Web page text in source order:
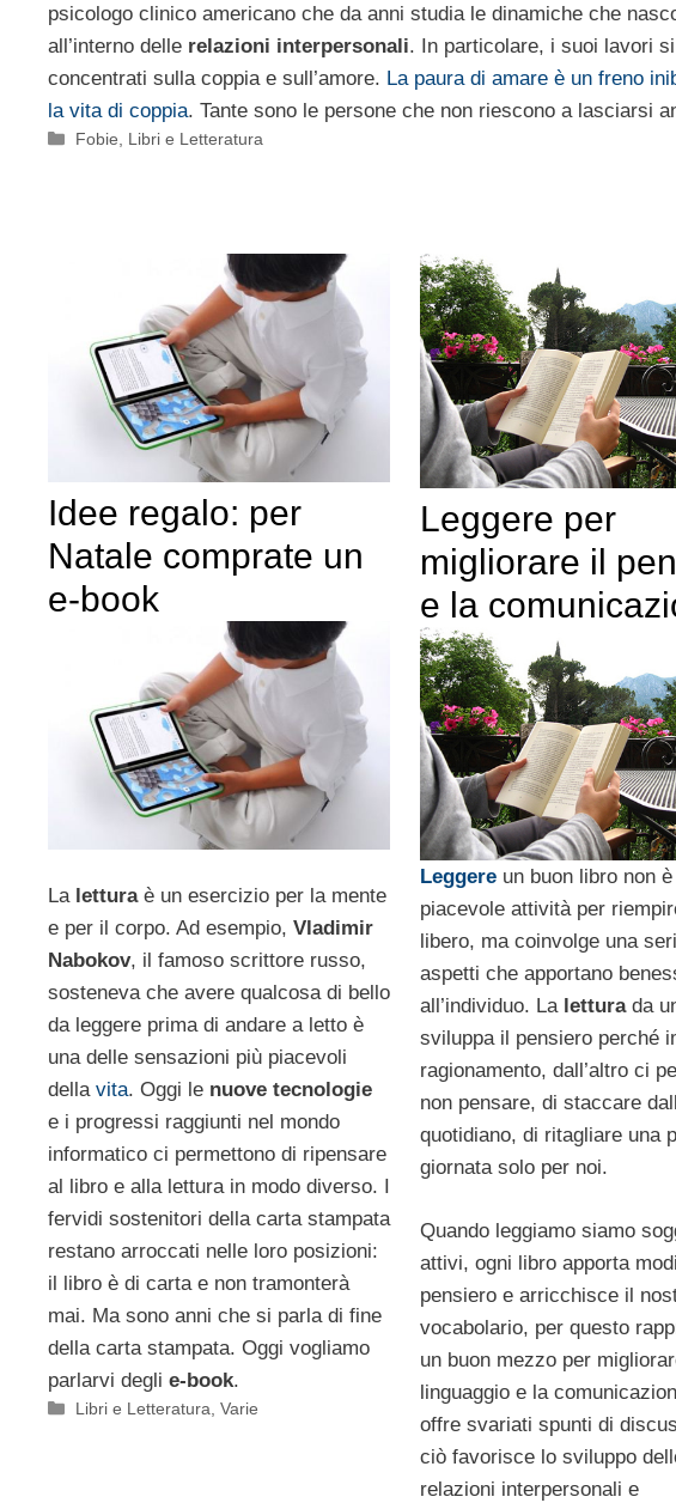
psicologo clinico americano che da anni studia le dinamiche che
all’interno delle relazioni interpersonali. In particolare, i suoi lavori
concentrati sulla coppia e sull’amore. La paura di amare è un freno
la vita di coppia. Tante sono le persone che non riescono a lasciarsi
Categorie
Fobie Libri e Letteratura
Idee regalo: per
Natale comprate un
e-book
La letturaè un esercizio per la mente
e per il corpo. Ad esempio, Vladimir
Nabokov, il famoso scrittore russo,
sosteneva che avere qualcosa di bello
da leggere prima di andare a letto è
una delle sensazioni più piacevoli
della vita. Oggi le nuove tecnologie
e i progressi raggiunti nel mondo
informatico ci permettono di ripensare
al libro e alla lettura in modo diverso. I
fervidi sostenitori della carta stampata
restano arroccati nelle loro posizioni:
il libro è di carta e non tramonterà
mai. Ma sono anni che si parla di fine
della carta stampata. Oggi vogliamo
parlarvi degli e-book.
Categorie
Libri e Letteratura ,Varie
Leggere per
migliorare il
e la
Leggereun buon libro non
piacevole attività per
libero, ma coinvolge una
aspetti che apportano
all’individuo. La letturada
sviluppa il pensiero perché
ragionamento, dall’altro ci
non pensare, di staccare
quotidiano, di ritagliare una
giornata solo per noi.
Quando leggiamo siamo
attivi, ogni libro apporta
pensiero e arricchisce il
vocabolario, per questo
un buon mezzo per
linguaggio e la
offre svariati spunti di
ciò favorisce lo sviluppo
relazioni interpersonali e